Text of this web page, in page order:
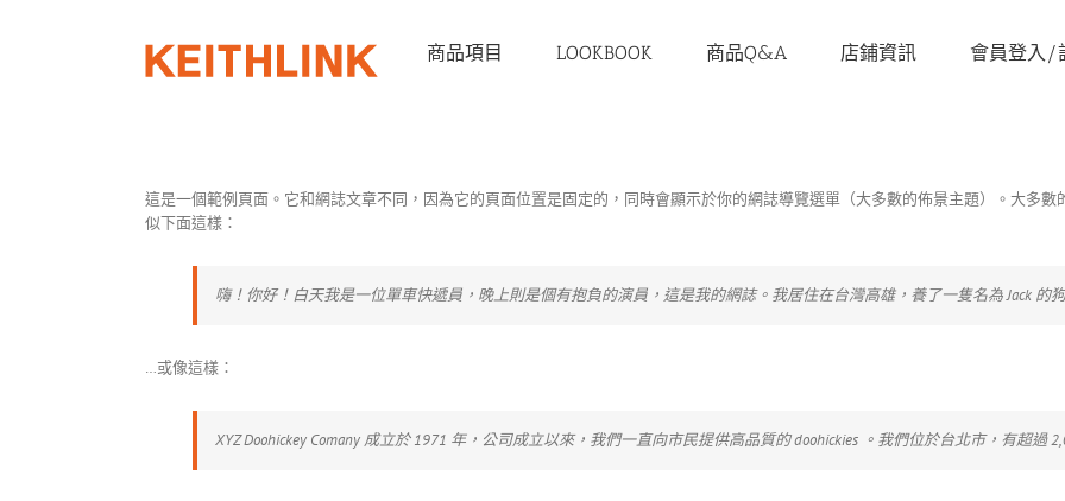
商品項目 LOOKBOOK 商品Q&A 店鋪資訊 會員登入/
這是一個範例頁面。它和網誌文章不同，因為它的頁面位置是固定的，同時會顯示於你的網誌導覽選單（大多數的佈景主題）。大多
似下面這樣：
嗨！你好！白天我是一位單車快遞員，晚上則是個有抱負的演員，這是我的網誌。我居住在台灣高雄，養了一隻名為 Jack 的
…或像這樣：
XYZ Doohickey Comany 成立於 1971 年，公司成立以來，我們一直向市民提供高品質的 doohickies 。我們位於台北市，有超過